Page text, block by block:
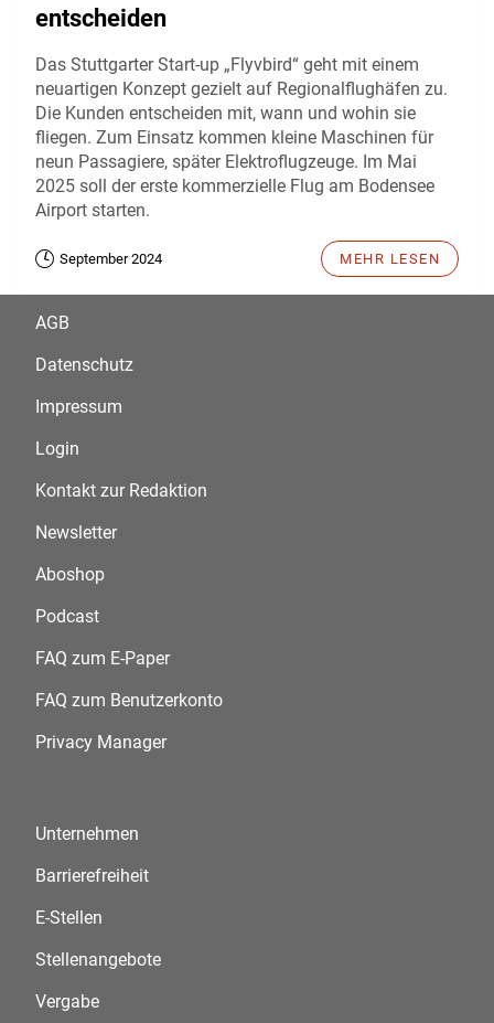
entscheiden
Das Stuttgarter Start-up „Flyvbird“ geht mit einem
neuartigen Konzept gezielt auf Regionalflughäfen zu.
Die Kunden entscheiden mit, wann und wohin sie
fliegen. Zum Einsatz kommen kleine Maschinen für
neun Passagiere, später Elektroflugzeuge. Im Mai
2025 soll der erste kommerzielle Flug am Bodensee
Airport starten.
September 2024 MEHR LESEN
AGB
Datenschutz
Impressum
Login
Kontakt zur Redaktion
Newsletter
Aboshop
Podcast
FAQ zum E-Paper
FAQ zum Benutzerkonto
Privacy Manager
Unternehmen
Barrierefreiheit
E-Stellen
Stellenangebote
Vergabe